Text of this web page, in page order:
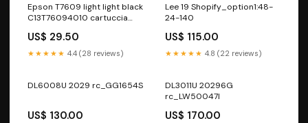
Epson T7609 light light black
C13T76094010 cartuccia
SureColor SC-P600
capacità 25.9ml Toner per
US$ 29.50
★★★★★ 4.4 (28 reviews)
Lee 19 Shopify_option1:48-
24-140
US$ 115.00
★★★★★ 4.8 (22 reviews)
DL6008U 2029 rc_GG1654S
US$ 130.00
DL3011U 20296G
rc_LW50047I
US$ 170.00